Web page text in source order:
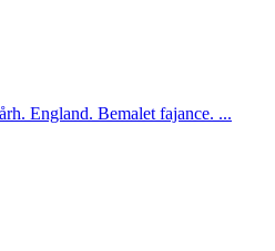
England. Bemalet fajance. ...